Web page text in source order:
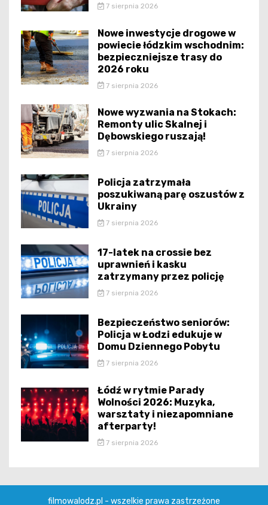
7 sierpnia 2026
Nowe inwestycje drogowe w
powiecie łódzkim wschodnim:
bezpieczniejsze trasy do
2026 roku
7 sierpnia 2026
Nowe wyzwania na Stokach:
Remonty ulic Skalnej i
Dębowskiego ruszają!
7 sierpnia 2026
Policja zatrzymała
poszukiwaną parę oszustów z
Ukrainy
7 sierpnia 2026
17-latek na crossie bez
uprawnień i kasku
zatrzymany przez policję
7 sierpnia 2026
Bezpieczeństwo seniorów:
Policja w Łodzi edukuje w
Domu Dziennego Pobytu
7 sierpnia 2026
Łódź w rytmie Parady
Wolności 2026: Muzyka,
warsztaty i niezapomniane
afterparty!
7 sierpnia 2026
filmowalodz.pl - wszelkie prawa zastrzeżone